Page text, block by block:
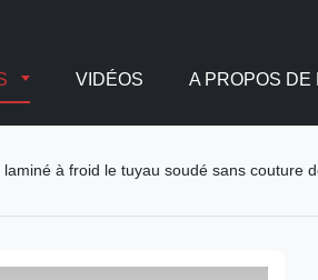
VIDÉOS A PROPOS DE
à froid le tuyau soudé sans couture